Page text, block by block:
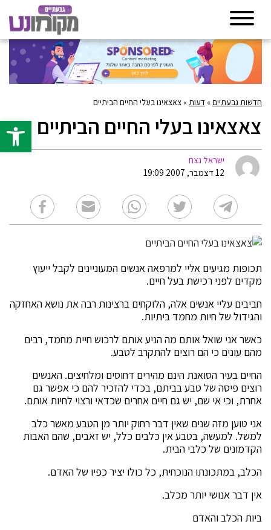
פתח
חדשות גבעתיים» דעות » צאצאינו בעלי החיים הביתיים
צאצאינו בעלי החיים הביתיים
ישראל נצח
12 דצמבר, 2007 19:09
תכופות מגיעים אליי למרפאה אנשים המעוניינים לקבל ייעוץ
מקדים לפני רכישת בעל חיים.
חביבים עליי אנשים אלה, הלוקחים ברצינות רבה את נושא האחזקה
והגידול של חיות מחמד ביתיות.
כאשר אני שואל אותם מה הניע אותם לרכוש חיית מחמד, רבים
מהם עונים כי הם רוצים להתקרב לטבע.
החיים בעיר הסואנת הינם מהירים דחוסים ומלחיצים. האנשים
רוצים פיסה של טבע בביתם, בכדי להזכיר להם כי אפשר גם
אחרת, וכי אי שם, יש גם חיים אחרים שכדאי ורצוי לחיות אותם.
אני טוען מזה שנים שאין דבר רחוק יותר מן הטבע מאשר כלב
למשל. למעשה, בטבע אין כלבים כלל, יש זאבים, שהם האבות
הקדמונים של כלבי הבית.
הכלב, במתכונתו הנוכחית, כל כולו יציר כפיו של האדם.
אין דבר אנושי יותר מכלב.
ביות הכלב והאדם